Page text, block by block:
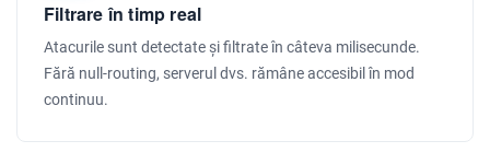
Filtrare în timp real
Atacurile sunt detectate și filtrate în câteva milisecunde.
Fără null-routing, serverul dvs. rămâne accesibil în mod
continuu.